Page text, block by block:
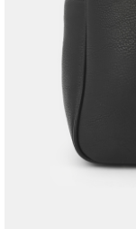
Москва
Да, все верно